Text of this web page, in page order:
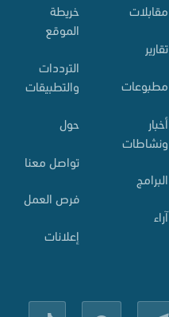
مقابلات
تقارير
مطبوعات
أخبار
ونشاطات
البرامج
آراء
خريطة
الموقع
الترددات
والتطبيقات
حول
تواصل معنا
فرص العمل
إعلانات